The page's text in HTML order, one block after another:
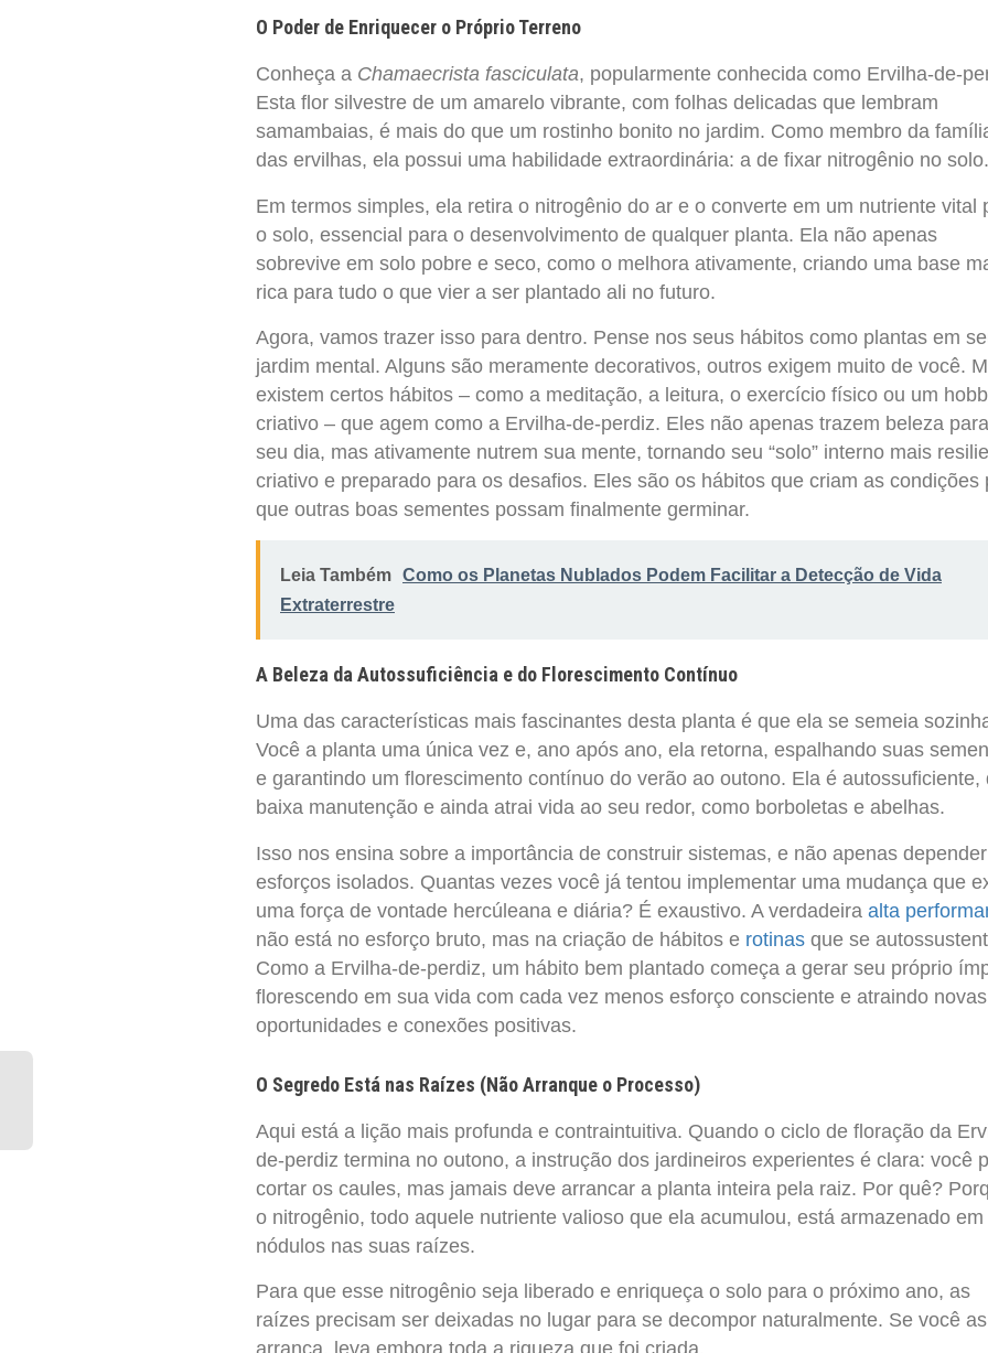
O Poder de Enriquecer o Próprio Terreno
Conheça a Chamaecrista fasciculata, popularmente conhecida como Ervilha-de-
Esta flor silvestre de um amarelo vibrante, com folhas delicadas que lembram
samambaias, é mais do que um rostinho bonito no jardim. Como membro da
das ervilhas, ela possui uma habilidade extraordinária: a de fixar nitrogênio no solo.
Em termos simples, ela retira o nitrogênio do ar e o converte em um nutriente vital
o solo, essencial para o desenvolvimento de qualquer planta. Ela não apenas
sobrevive em solo pobre e seco, como o melhora ativamente, criando uma base
rica para tudo o que vier a ser plantado ali no futuro.
Agora, vamos trazer isso para dentro. Pense nos seus hábitos como plantas em
jardim mental. Alguns são meramente decorativos, outros exigem muito de você.
existem certos hábitos – como a meditação, a leitura, o exercício físico ou um
criativo – que agem como a Ervilha-de-perdiz. Eles não apenas trazem beleza
seu dia, mas ativamente nutrem sua mente, tornando seu “solo” interno mais
criativo e preparado para os desafios. Eles são os hábitos que criam as condições
que outras boas sementes possam finalmente germinar.
Leia Também Como os Planetas Nublados Podem Facilitar a Detecção de Vida
Extraterrestre
A Beleza da Autossuficiência e do Florescimento Contínuo
Uma das características mais fascinantes desta planta é que ela se semeia
Você a planta uma única vez e, ano após ano, ela retorna, espalhando suas
e garantindo um florescimento contínuo do verão ao outono. Ela é autossuficiente,
baixa manutenção e ainda atrai vida ao seu redor, como borboletas e abelhas.
Isso nos ensina sobre a importância de construir sistemas, e não apenas
esforços isolados. Quantas vezes você já tentou implementar uma mudança que
uma força de vontade hercúleana e diária? É exaustivo. A verdadeira alta
não está no esforço bruto, mas na criação de hábitos e rotinas que se
Como a Ervilha-de-perdiz, um hábito bem plantado começa a gerar seu próprio
florescendo em sua vida com cada vez menos esforço consciente e atraindo novas
oportunidades e conexões positivas.
O Segredo Está nas Raízes (Não Arranque o Processo)
Aqui está a lição mais profunda e contraintuitiva. Quando o ciclo de floração da
de-perdiz termina no outono, a instrução dos jardineiros experientes é clara: você
cortar os caules, mas jamais deve arrancar a planta inteira pela raiz. Por quê?
o nitrogênio, todo aquele nutriente valioso que ela acumulou, está armazenado em
nódulos nas suas raízes.
Para que esse nitrogênio seja liberado e enriqueça o solo para o próximo ano, as
raízes precisam ser deixadas no lugar para se decompor naturalmente. Se você as